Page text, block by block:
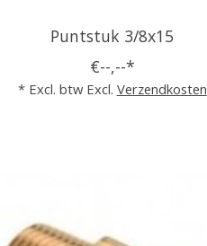
Puntstuk 3/8x15
€--,--*
* Excl. btw Excl. Verzendkosten